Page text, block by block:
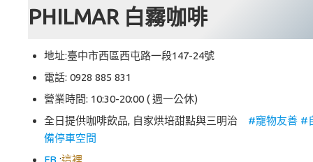
PHILMAR 白霧咖啡
地址:臺中市西區西屯路一段147-24號
電話: 0928 885 831
營業時間: 10:30-20:00 ( 週一公休)
全日提供咖啡飲品, 自家烘培甜點與三明治 #寵物友善 #
備停車空間
FB :這裡